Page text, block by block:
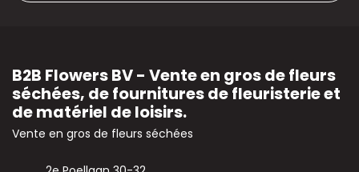
B2B Flowers BV - Vente en gros de fleurs
séchées, de fournitures de fleuristerie et
de matériel de loisirs.
Vente en gros de fleurs séchées